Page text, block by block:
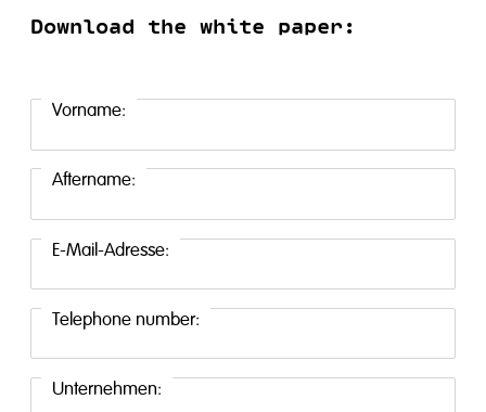
Download the white paper:
Vorname:
Aftername:
E-Mail-Adresse:
Telephone number:
Unternehmen: